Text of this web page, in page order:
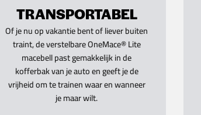
TRANSPORTABEL
Of je nu op vakantie bent of liever buiten
traint, de verstelbare OneMace® Lite
macebell past gemakkelijk in de
kofferbak van je auto en geeft je de
vrijheid om te trainen waar en wanneer
je maar wilt.